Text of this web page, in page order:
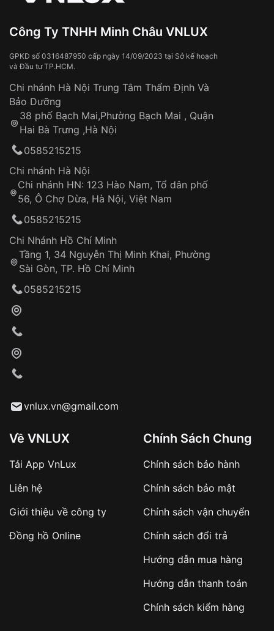
Công Ty TNHH Minh Châu VNLUX
GPKD số 0316487950 cấp ngày 14/09/2023 tại Sở kế hoạch
và Đầu tư TP.HCM.
Chi nhánh Hà Nội Trung Tâm Thẩm Định Và
Bảo Dưỡng
38 phố Bạch Mai,Phường Bạch Mai , Quận
Hai Bà Trưng ,Hà Nội
0585215215
Chi nhánh Hà Nội
Chi nhánh HN: 123 Hào Nam, Tổ dân phố
56, Ô Chợ Dừa, Hà Nội, Việt Nam
0585215215
Chi Nhánh Hồ Chí Minh
Tầng 1, 34 Nguyễn Thị Minh Khai, Phường
Sài Gòn, TP. Hồ Chí Minh
0585215215
vnlux.vn@gmail.com
Về VNLUX
Tải App VnLux
Liên hệ
Giới thiệu về công ty
Đồng hồ Online
Chính Sách Chung
Chính sách bảo hành
Chính sách bảo mật
Chính sách vận chuyển
Chính sách đổi trả
Hướng dẫn mua hàng
Hướng dẫn thanh toán
Chính sách kiểm hàng